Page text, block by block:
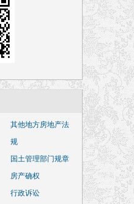
其他地方房地产法
规
国土管理部门规章
房产确权
行政诉讼